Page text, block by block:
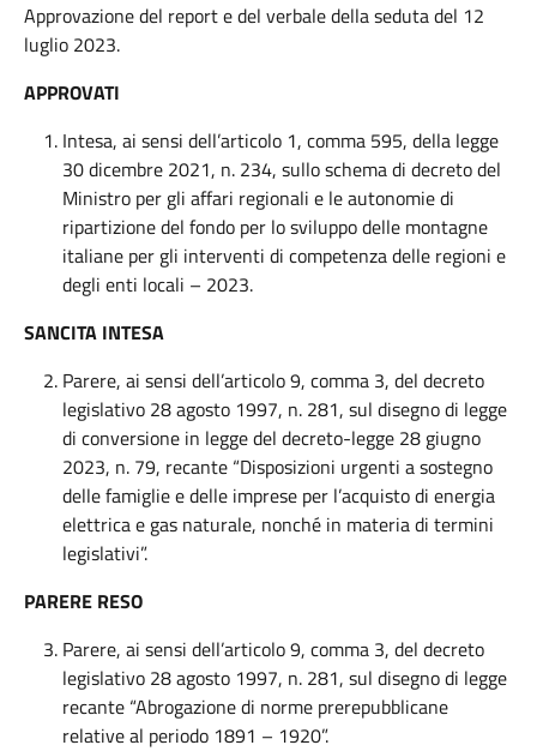
Approvazione del report e del verbale della seduta del 12
luglio 2023.
APPROVATI
Intesa, ai sensi dell’articolo 1, comma 595, della legge
30 dicembre 2021, n. 234, sullo schema di decreto del
Ministro per gli affari regionali e le autonomie di
ripartizione del fondo per lo sviluppo delle montagne
italiane per gli interventi di competenza delle regioni e
degli enti locali – 2023.
SANCITA INTESA
Parere, ai sensi dell’articolo 9, comma 3, del decreto
legislativo 28 agosto 1997, n. 281, sul disegno di legge
di conversione in legge del decreto-legge 28 giugno
2023, n. 79, recante “Disposizioni urgenti a sostegno
delle famiglie e delle imprese per l’acquisto di energia
elettrica e gas naturale, nonché in materia di termini
legislativi”.
PARERE RESO
Parere, ai sensi dell’articolo 9, comma 3, del decreto
legislativo 28 agosto 1997, n. 281, sul disegno di legge
recante “Abrogazione di norme prerepubblicane
relative al periodo 1891 – 1920”.